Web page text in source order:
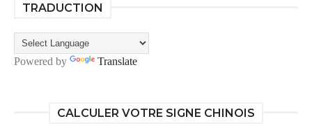
TRADUCTION
Powered by Translate
CALCULER VOTRE SIGNE CHINOIS